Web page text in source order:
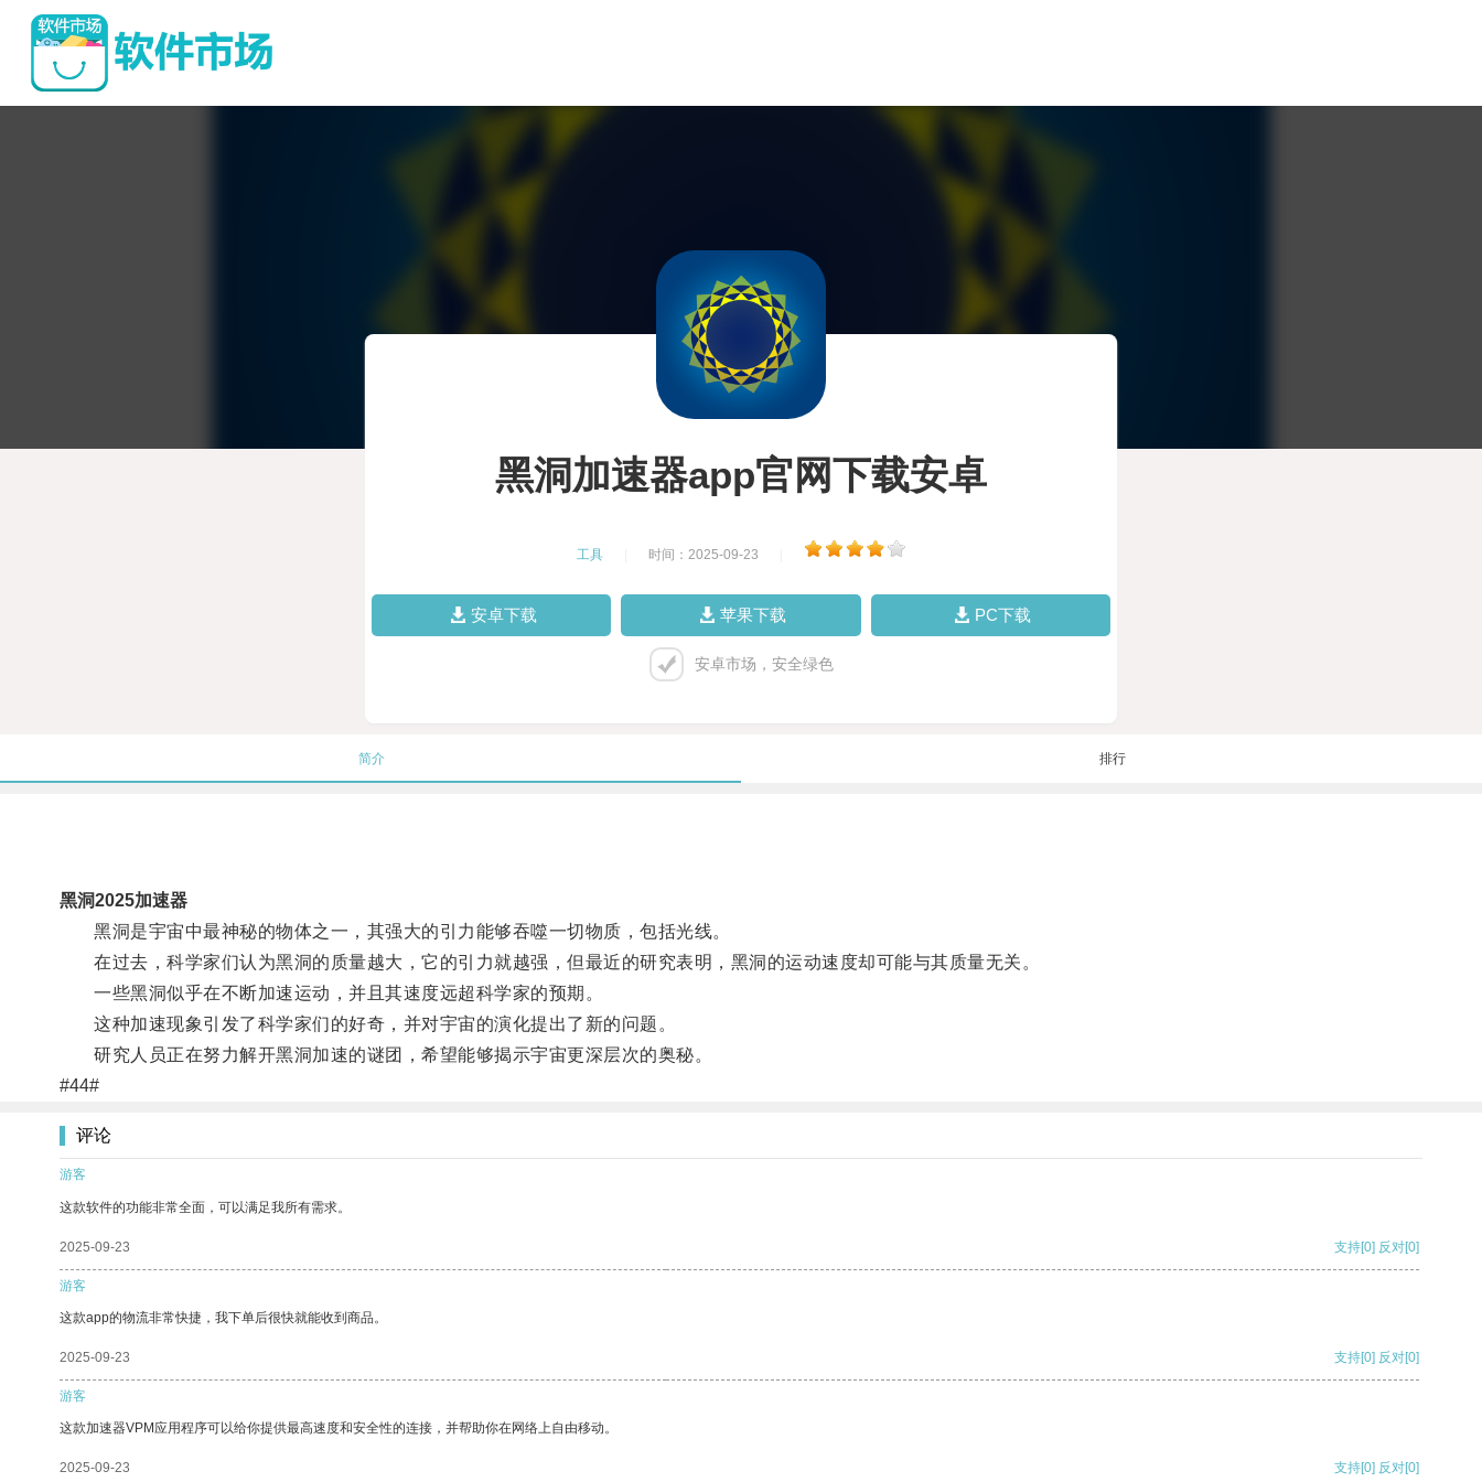
黑洞加速器app官网下载安卓
工具 时间：2025-09-23
安卓下载 苹果下载 PC下载
安卓市场，安全绿色
简介 排行
黑洞2025加速器
黑洞是宇宙中最神秘的物体之一，其强大的引力能够吞噬一切物质，包括光线。
在过去，科学家们认为黑洞的质量越大，它的引力就越强，但最近的研究表明，黑洞的运动速度却可能与其质量无关。
一些黑洞似乎在不断加速运动，并且其速度远超科学家的预期。
这种加速现象引发了科学家们的好奇，并对宇宙的演化提出了新的问题。
研究人员正在努力解开黑洞加速的谜团，希望能够揭示宇宙更深层次的奥秘。
#44#
评论
游客
这款软件的功能非常全面，可以满足我所有需求。
2025-09-23 支持[0] 反对[0]
游客
这款app的物流非常快捷，我下单后很快就能收到商品。
2025-09-23 支持[0] 反对[0]
游客
这款加速器VPM应用程序可以给你提供最高速度和安全性的连接，并帮助你在网络上自由移动。
2025-09-23 支持[0] 反对[0]